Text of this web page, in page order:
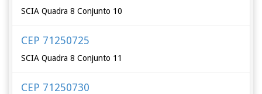
SCIA Quadra 8 Conjunto 10
CEP 71250725
SCIA Quadra 8 Conjunto 11
CEP 71250730